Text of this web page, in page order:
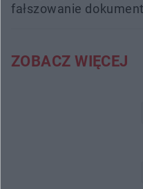
fałszowanie
ZOBACZ WIĘCEJ